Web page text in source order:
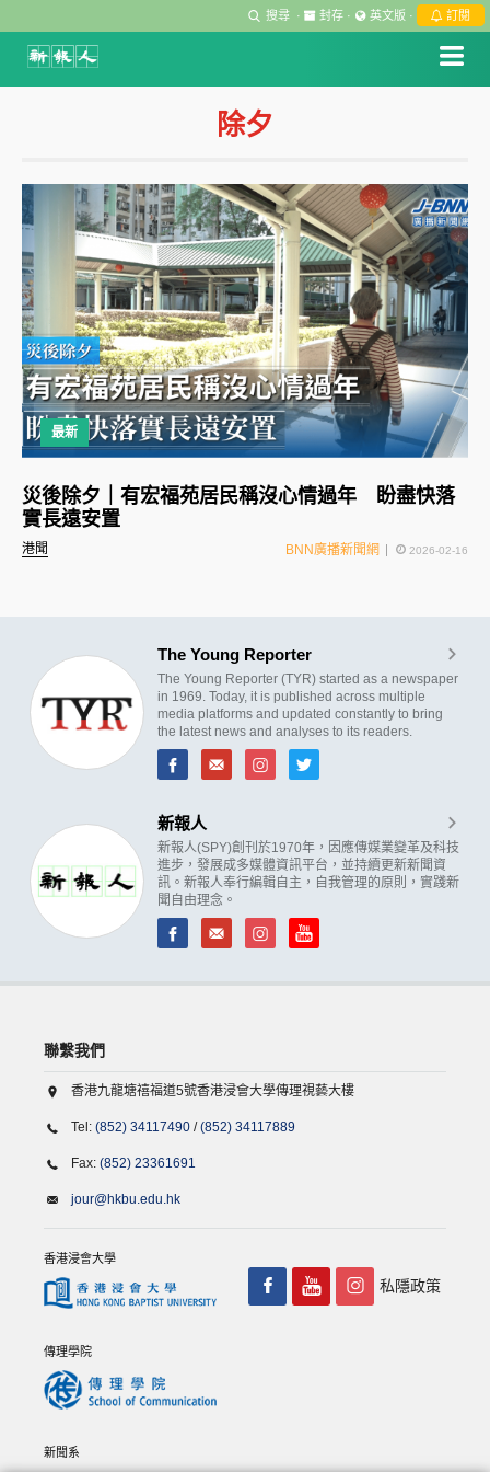
搜尋 · 封存 · 英文版 · 訂閱
除夕
最新
港聞
災後除夕｜有宏福苑居民稱沒心情過年 盼盡快落
實長遠安置
BNN廣播新聞網 2026-02-16
The Young Reporter
The Young Reporter (TYR) started as a newspaper
in 1969. Today, it is published across multiple
media platforms and updated constantly to bring
the latest news and analyses to its readers.
新報人
新報人(SPY)創刊於1970年，因應傳媒業變革及科技
進步，發展成多媒體資訊平台，並持續更新新聞資
訊。新報人奉行編輯自主，自我管理的原則，實踐新
聞自由理念。
聯繫我們
香港九龍塘禧福道5號香港浸會大學傳理視藝大樓
Tel: (852) 34117490 /(852) 34117889
Fax: (852) 23361691
jour@hkbu.edu.hk
香港浸會大學
傳理學院
新聞系
私隱政策